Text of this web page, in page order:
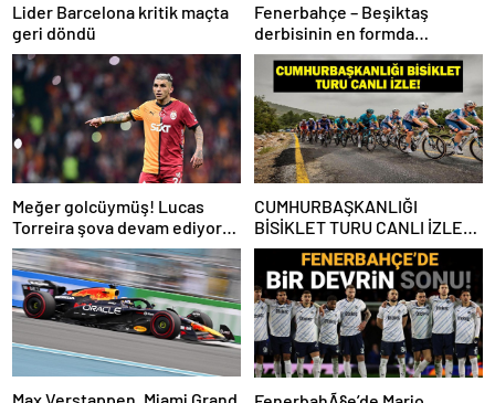
Lider Barcelona kritik maçta
geri döndü
Fenerbahçe – Beşiktaş
derbisinin en formda
ayakları: Anderson Talisca ve
Rafa Silva
Meğer golcüymüş! Lucas
Torreira şova devam ediyor…
CUMHURBAŞKANLIĞI
BİSİKLET TURU CANLI İZLE:
Cumhurbaşkanlığı Bisiklet
Yarışı Hangi Kanalda? İşte
İzmir Bisiklet Yarışı Bilgileri…